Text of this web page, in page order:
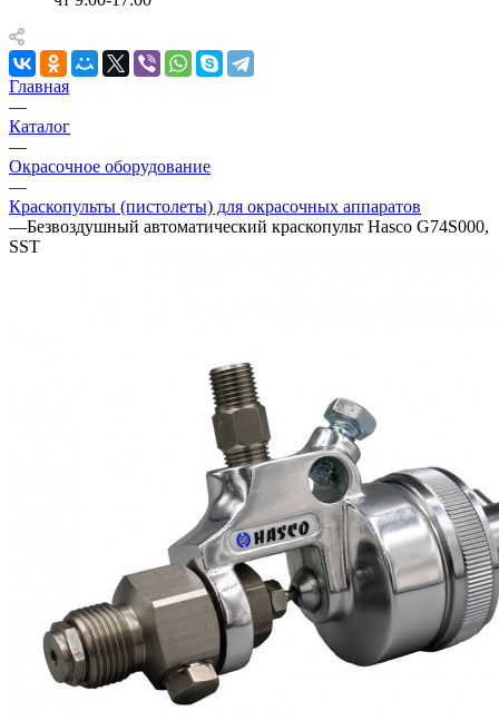
Главная
—
Каталог
—
Окрасочное оборудование
—
Краскопульты (пистолеты) для окрасочных аппаратов
—Безвоздушный автоматический краскопульт Hasco G74S000,
SST